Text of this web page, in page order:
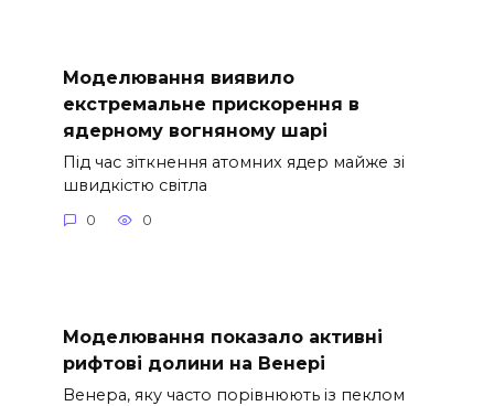
Моделювання виявило
екстремальне прискорення в
ядерному вогняному шарі
Під час зіткнення атомних ядер майже зі
швидкістю світла
0 0
Моделювання показало активні
рифтові долини на Венері
Венера, яку часто порівнюють із пеклом